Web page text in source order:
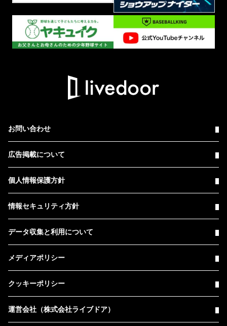
お問い合わせ
広告掲載について
個人情報保護方針
情報セキュリティ方針
データ収集と利用について
メディアポリシー
クッキーポリシー
運営会社（株式会社ライブドア）